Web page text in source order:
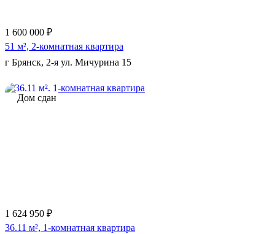
1 600 000 ₽
51 м², 2-комнатная квартира
г Брянск, 2-я ул. Мичурина 15
Дом сдан
1 624 950 ₽
36.11 м², 1-комнатная квартира